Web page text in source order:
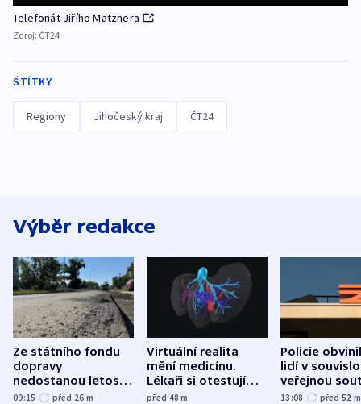
Telefonát Jiřího Matznera
Zdroj: ČT24
ŠTÍTKY
Regiony Jihočeský kraj ČT24
Výběr redakce
Ze státního fondu
dopravy
nedostanou letos
kraje na silnice ani
09:15 před 26 m
Virtuální realita
mění medicínu.
Lékaři si otestují
každý řez, říká
před 48m
Policie
lidí v
veřejnou
Správy
13:08 před 52 m